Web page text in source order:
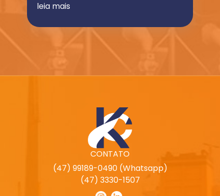
leia mais
CONTATO
(47) 99189-0490 (Whatsapp)
(47) 3330-1507